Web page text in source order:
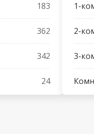
183
362
342
24
1-
2-
3-